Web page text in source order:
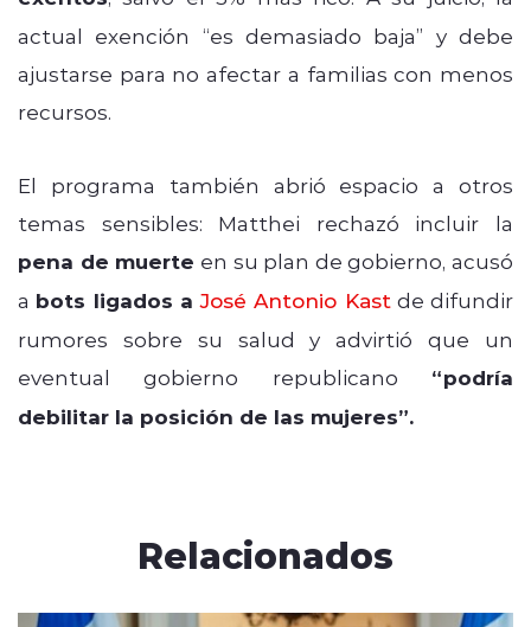
actual exención “es demasiado baja” y debe
ajustarse para no afectar a familias con menos
recursos.
El programa también abrió espacio a otros
temas sensibles: Matthei rechazó incluir la
pena de muerte en su plan de gobierno, acusó
a bots ligados aJosé Antonio Kastde difundir
rumores sobre su salud y advirtió que un
eventual gobierno republicano “podría
debilitar la posición de las mujeres”.
Relacionados